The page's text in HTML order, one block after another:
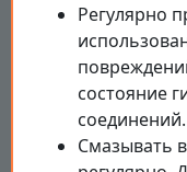
Регулярно
состояние
соединений.
Смазывать